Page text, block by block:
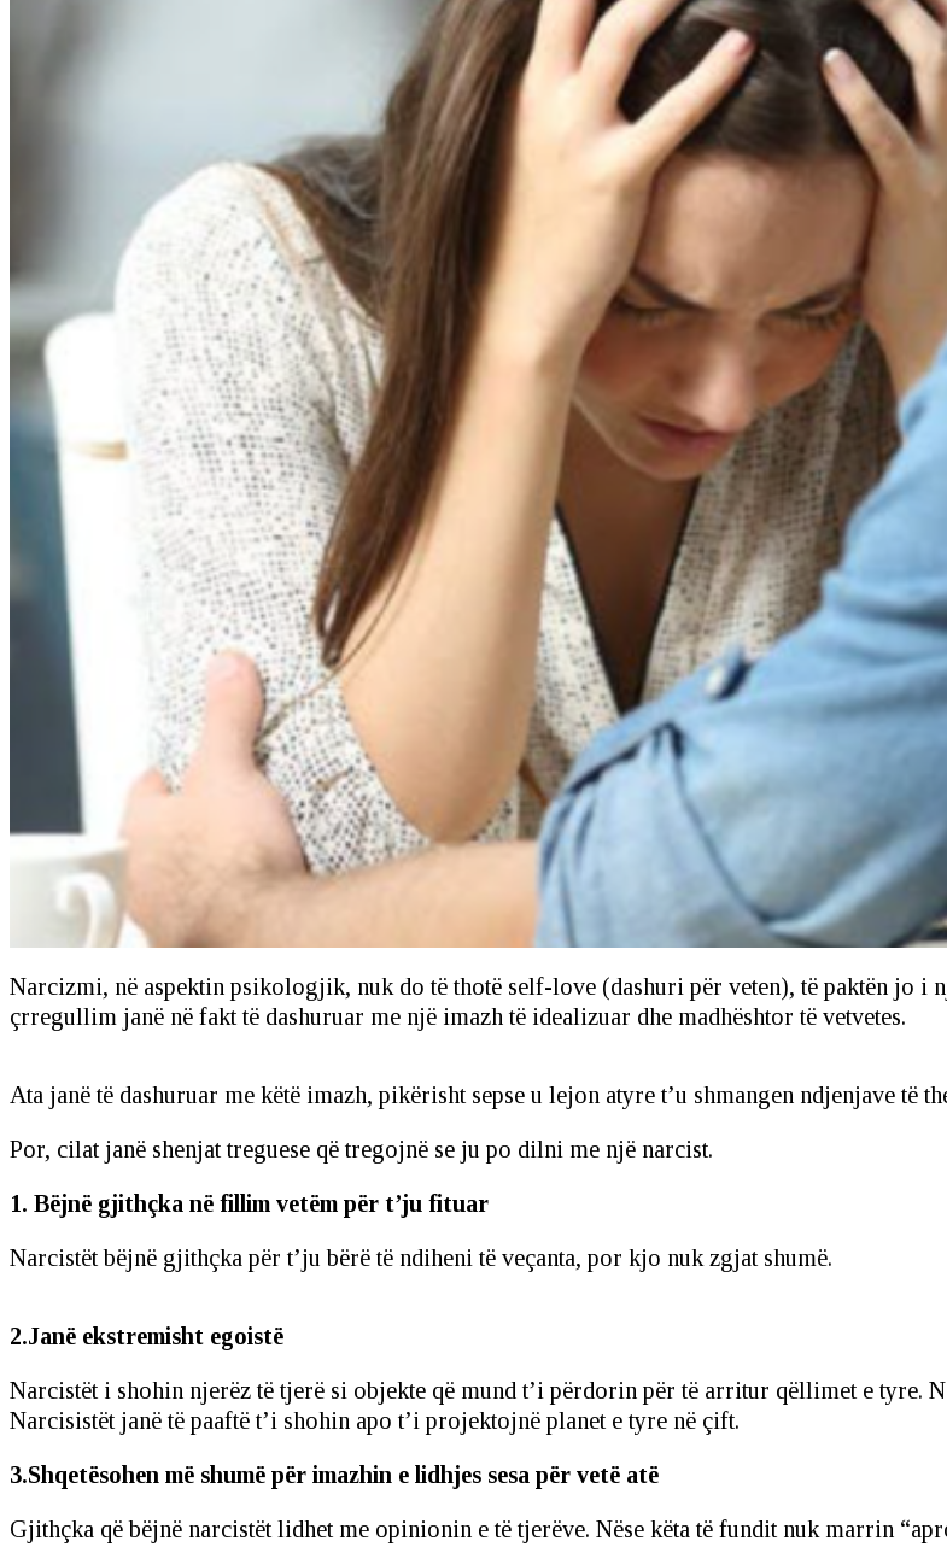
Narcizmi, në aspektin psikologjik, nuk do të thotë self-love (dashuri për veten), të paktën jo i
çrregullim janë në fakt të dashuruar me një imazh të idealizuar dhe madhështor të vetvetes.
Ata janë të dashuruar me këtë imazh, pikërisht sepse u lejon atyre t’u shmangen ndjenjave të
Por, cilat janë shenjat treguese që tregojnë se ju po dilni me një narcist.
1. Bëjnë gjithçka në fillim vetëm për t’ju fituar
Narcistët bëjnë gjithçka për t’ju bërë të ndiheni të veçanta, por kjo nuk zgjat shumë.
2.Janë ekstremisht egoistë
Narcistët i shohin njerëz të tjerë si objekte që mund t’i përdorin për të arritur qëllimet e tyre.
Narcisistët janë të paaftë t’i shohin apo t’i projektojnë planet e tyre në çift.
3.Shqetësohen më shumë për imazhin e lidhjes sesa për vetë atë
Gjithçka që bëjnë narcistët lidhet me opinionin e të tjerëve. Nëse këta të fundit nuk marrin